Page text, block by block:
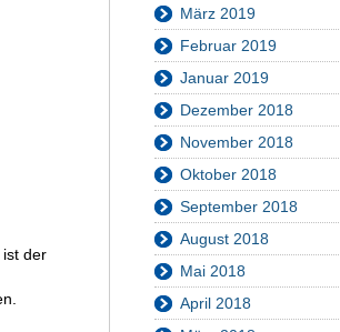
ist der
März 2019
Februar 2019
Januar 2019
Dezember 2018
November 2018
Oktober 2018
September 2018
August 2018
Mai 2018
April 2018